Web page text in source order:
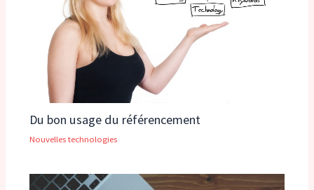
Du bon usage du référencement
Nouvelles technologies